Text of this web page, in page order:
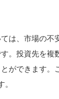
は、市場の不
。投資先を複
ができます。